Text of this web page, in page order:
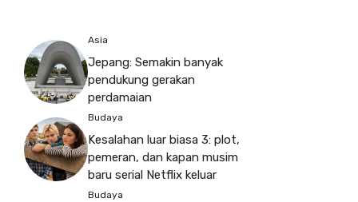
Asia
Jepang: Semakin banyak
pendukung gerakan
perdamaian
Budaya
Kesalahan luar biasa 3: plot,
pemeran, dan kapan musim
baru serial Netflix keluar
Budaya